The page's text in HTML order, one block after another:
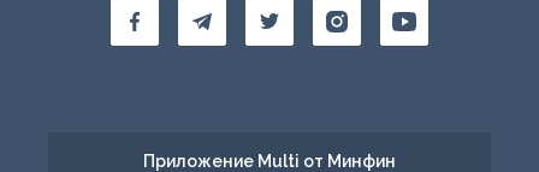
Приложение Multi от Минфин